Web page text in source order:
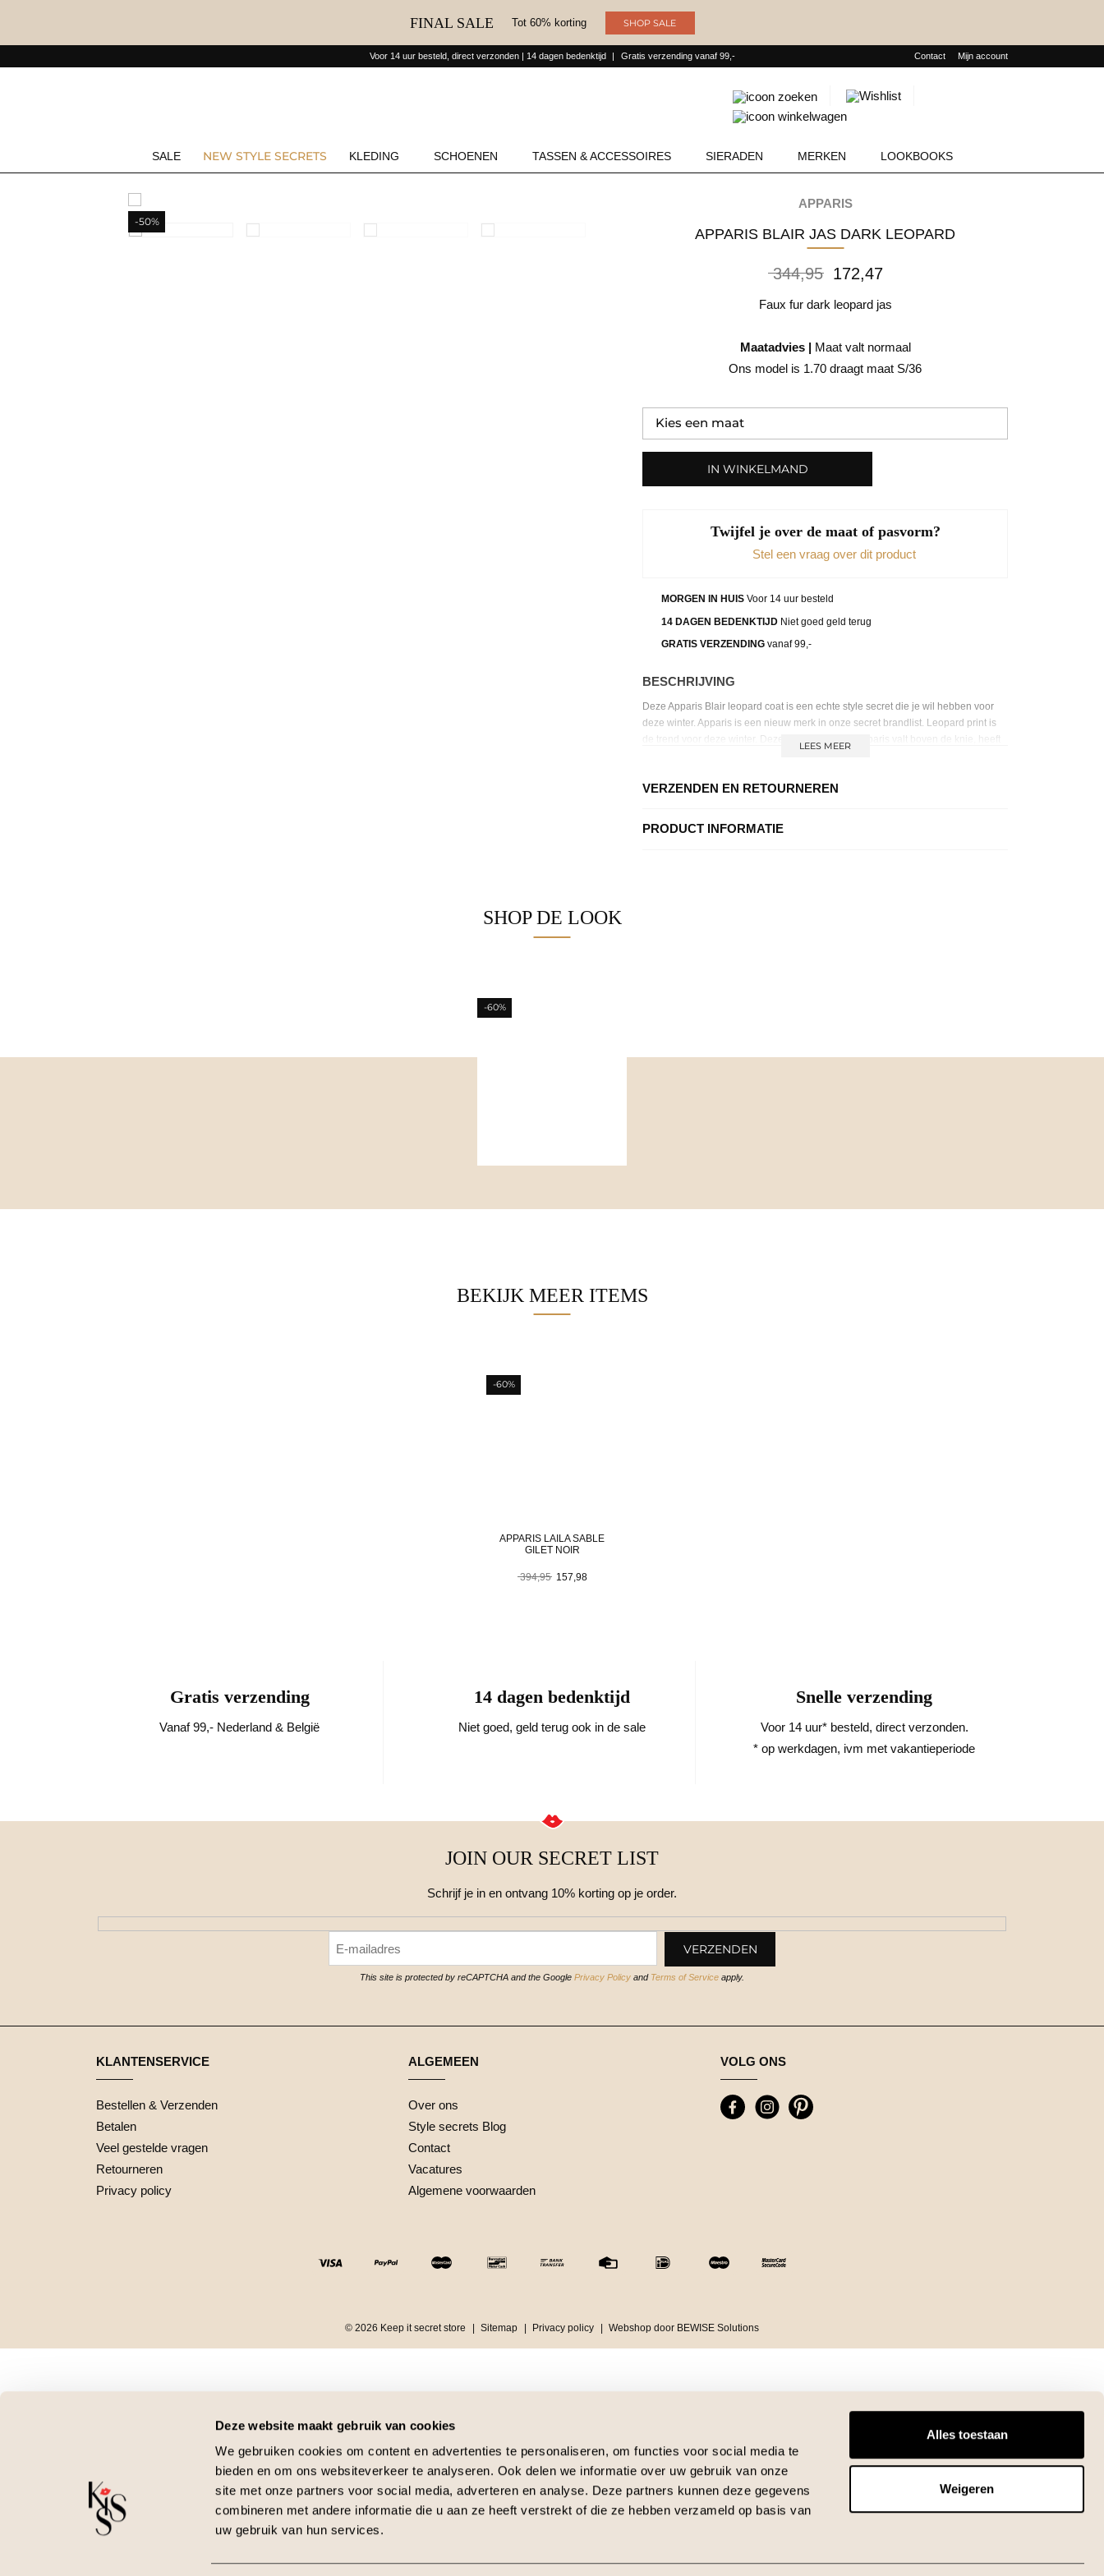
Deze website maakt gebruik van cookies
We gebruiken cookies om content en advertenties te personaliseren, om functies voor social media te
bieden en om ons websiteverkeer te analyseren. Ook delen we informatie over uw gebruik van onze
site met onze partners voor social media, adverteren en analyse. Deze partners kunnen deze gegevens
combineren met andere informatie die u aan ze heeft verstrekt of die ze hebben verzameld op basis van
uw gebruik van hun services.
Alles toestaan
Weigeren
FINAL SALE Tot 60% korting SHOP SALE
Voor 14 uur besteld, direct verzonden | 14 dagen bedenktijd Gratis verzending vanaf 99,- Contact Mijn account
zoeken
SALE NEW STYLE SECRETS KLEDING SCHOENEN TASSEN & ACCESSOIRES SIERADEN MERKEN LOOKBOOKS
-50%
APPARIS
APPARIS BLAIR JAS DARK LEOPARD
344,95
Oorspronkelijke
was:
172,47Huidige
is:
Faux fur dark leopard jas
Maatadvies | Maat valt normaal
Ons model is 1.70 draagt maat S/36
IN WINKELMAND
Twijfel je over de maat of pasvorm?
Stel een vraag over dit product
MORGEN IN HUISVoor 14 uur besteld
14 DAGEN BEDENKTIJDNiet goed geld terug
GRATIS VERZENDINGvanaf 99,-
BESCHRIJVING
Deze Apparis Blair leopard coat is een echte style secret die je wil hebben voor
deze winter. Apparis is een nieuw merk in onze secret brandlist. Leopard print is
de trend voor deze winter. Deze faux fur jas van Apparis valt boven de knie, heeft
LEES MEER
VERZENDEN EN RETOURNEREN
PRODUCT INFORMATIE
SHOP DE LOOK
-60%
BEKIJK MEER ITEMS
-60%
APPARIS LAILA SABLE
GILET NOIR
394,95 Oorspronkelijke
157,98Huidige
Gratis verzending
Vanaf 99,- Nederland & België
14 dagen bedenktijd
Niet goed, geld terug ook in de sale
Snelle verzending
Voor 14 uur* besteld, direct verzonden.
* op werkdagen, ivm met vakantieperiode
JOIN OUR SECRET LIST
Schrijf je in en ontvang 10% korting op je order.
This site is protected by reCAPTCHA and the Google Privacy Policy and Terms of Service apply.
KLANTENSERVICE
Bestellen & Verzenden
Betalen
Veel gestelde vragen
Retourneren
Privacy policy
ALGEMEEN
Over ons
Style secrets Blog
Contact
Vacatures
Algemene voorwaarden
VOLG ONS
© 2026 Keep it secret store Sitemap Privacy policy Webshop door BEWISE Solutions
module